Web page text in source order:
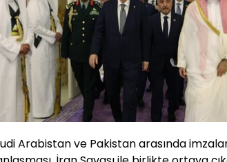
Arabistan ve Pakistan arasında